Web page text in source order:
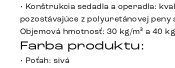
• Konštrukcia sedadla a operadla:
pozostávajúce z polyuretánovej
Objemová hmotnosť: 30 kg/m³ a 40
Farba produktu:
• Poťah: sivá